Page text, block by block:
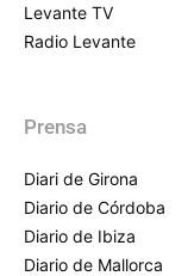
Levante TV
Radio Levante
Prensa
Diari de Girona
Diario de Córdoba
Diario de Ibiza
Diario de Mallorca